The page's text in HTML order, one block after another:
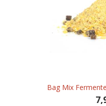
Bag Mix